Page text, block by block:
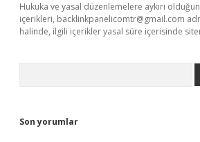
Hukuka ve yasal düzenlemelere aykırı
içerikleri, backlinkpanelicomtr@gmail.com
halinde, ilgili içerikler yasal süre içerisinde
Son yorumlar